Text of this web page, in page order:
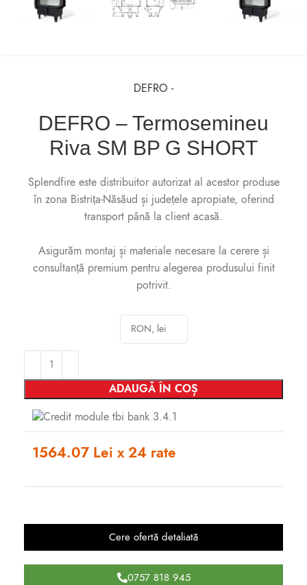
DEFRO -
DEFRO – Termosemineu
Riva SM BP G SHORT
Splendfire este distribuitor autorizat al acestor produse
în zona Bistrița-Năsăud și județele apropiate, oferind
transport până la client acasă.
Asigurăm montaj și materiale necesare la cerere și
consultanță premium pentru alegerea produsului finit
potrivit.
ADAUGĂ ÎN COȘ
1564.07 Lei x 24 rate
Cere ofertă detaliată
0757 818 945